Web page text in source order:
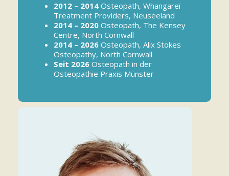
2012 – 2014 Osteopath, Whangarei
Treatment Providers, Neuseeland
2014 – 2020 Osteopath, The Kensey
Centre, North Cornwall
2014 – 2026 Osteopath, Alix Stokes
Osteopathy, North Cornwall
Seit 2026 Osteopath in der
Osteopathie Praxis Münster